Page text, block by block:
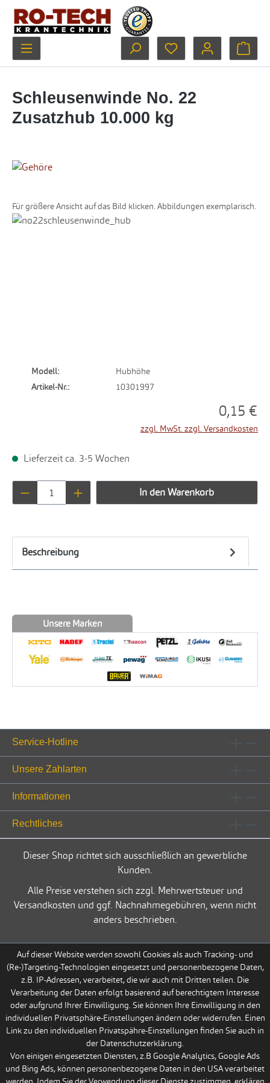
Zum Hauptinhalt springen
Du hast 0 Produkte
Schleusenwinde No. 22
Zusatzhub 10.000 kg
Für größere Ansicht auf das Bild klicken. Abbildungen exemplarisch.
Bildergalerie überspringen
Modell:
Hubhöhe
Artikel-Nr.:
10301997
0,15 €
zzgl. MwSt. zzgl. Versandkosten
Lieferzeit ca. 3-5 Wochen
Produkt Anzahl: Gib den gewünschten
In den Warenkorb
Beschreibung
Unsere Marken
Service-Hotline
Unsere Zahlarten
Informationen
Rechtliches
Dieser Shop richtet sich ausschließlich an gewerbliche
Kunden.
Alle Preise verstehen sich zzgl. Mehrwertsteuer und
Versandkosten und ggf. Nachnahmegebühren, wenn nicht
anders beschrieben.
Auf dieser Website werden sowohl Cookies als auch Tracking- und
(Re-)Targeting-Technologien eingesetzt und personenbezogene Daten,
z.B. IP-Adressen, verarbeitet, die wir auch mit Dritten teilen. Die
Verarbeitung der Daten erfolgt basierend auf berechtigtem Interesse
oder aufgrund Ihrer Einwilligung. Sie können Ihre Einwilligung in den
individuellen Privatsphäre-Einstellungen ändern oder widerrufen. Einen
Link zu den individuellen Privatspähre-Einstellungen finden Sie auch in
der Datenschutzerklärung.
Von einigen eingesetzten Diensten, z.B Google Analytics, Google Ads
und Bing Ads, können personenbezogene Daten in den USA verarbeitet